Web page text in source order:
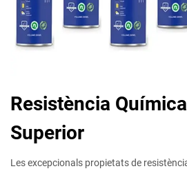
Resistència
Superior
Les excepcionals propietats de